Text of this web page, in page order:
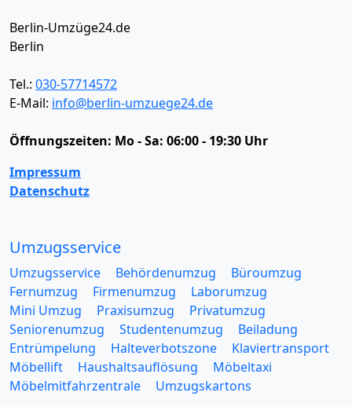
Berlin-Umzüge24.de
Berlin
Tel.: 030-57714572
E-Mail: info@berlin-umzuege24.de
Öffnungszeiten: Mo - Sa: 06:00 - 19:30 Uhr
Impressum
Datenschutz
Umzugsservice
Umzugsservice Behördenumzug
Büroumzug
Fernumzug
Firmenumzug
Laborumzug
Mini Umzug
Praxisumzug
Privatumzug
Seniorenumzug
Studentenumzug
Beiladung
Entrümpelung
Halteverbotszone
Klaviertransport
Möbellift
Haushaltsauflösung
Möbeltaxi
Möbelmitfahrzentrale
Umzugskartons